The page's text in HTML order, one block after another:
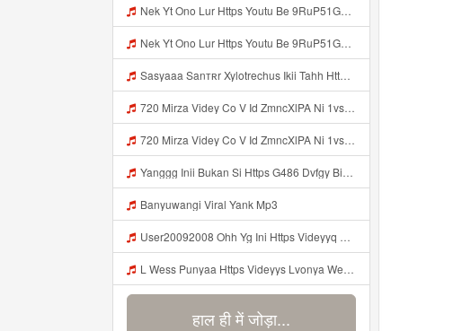
Nek Yt Ono Lur Https Youtu Be 9RuP51Gc AM Si W6VVJBi8SLhrPktr Mp3
Nek Yt Ono Lur Https Youtu Be 9RuP51Gc AM Si W6VVJBi8SLhrPktr Mp3
Sasyaaa Sanтʀr Xylotrechus Ikii Tahh Https Videyy Coo5 Duvc6 Biz Id ᅟᅟᅟᅟᅟᅟᅟᅟᅟᅟᅟᅟᅟᅟᅟᅟᅟᅟᅟᅟᅟᅟᅟᅟᅟᅟᅟᅟᅟᅟᅟᅟ ᅠ ᅠ ᅠ ᅠ ᅠ ᅠ ᅠ ᅠ ᅠ ᅠ ᅠ ᅠ ᅠ ᅠ ᅠ OKk ᅠ ᅠ ᅠ ᅠ ᅠ ᅠ ᅠ ᅠ ᅠ ᅠ ᅠ ᅠ ᅠ ᅠ ᅠ ᅠ ᅠ Mp3
720 Mirza Videy Co V Id ZmncXlPA Ni 1vs5 Hyper Mp3
720 Mirza Videy Co V Id ZmncXlPA Ni 1vs5 Hyper Mp3
Yanggg Inii Bukan Si Https G486 Dvfgy Biz Id ᅠ ᅠ ᅠ ᅠ ᅠ ᅠ ᅠ ᅠ ᅠ ᅠ ᅠ ᅠ ᅠ ᅠ ᅠ ᅠ ᅠ ᅠ ᅠ ᅠ OKK ᅠ ᅠ ᅠ ᅠ ᅠ ᅠ ᅠ ᅠ ᅠ ᅠ ᅠ ᅠ ᅠ ᅠ ᅠ ᅠ Mp3
Banyuwangi Viral Yank Mp3
User20092008 Ohh Yg Ini Https Videyyq Lsskfo Web Id ᅟᅟᅟᅟᅟᅟᅟᅟᅟᅟᅟᅟᅟᅟᅟᅟᅟᅟᅟᅟᅟᅟᅟᅟᅟᅟᅟᅟᅟᅟᅟᅟ ᅠ ᅠ ᅠ ᅠ ᅠ ᅠ ᅠ ᅠ ᅠ ᅠ ᅠ ᅠ ᅠ ᅠ ᅠ ᅠ ᅠ ᅠ ᅠ ᅠ ᅠ ᅠ ᅠ ᅠ ᅠ ᅠ ᅠ ᅠ ᅠ ᅠ ᅠ ᅠ Mp3
L Wess Punyaa Https Videyys Lvonya Web Id ᅟᅟᅟᅟᅟᅟᅟᅟᅟᅟᅟᅟᅟᅟᅟᅟᅟᅟᅟᅟᅟᅟᅟᅟᅟᅟᅟᅟᅟᅟᅟᅟ ᅠ ᅠ ᅠ ᅠ ᅠ ᅠ ᅠ ᅠ ᅠ ᅠ ᅠ ᅠ ᅠ ᅠ ᅠ OKk ᅠ ᅠ ᅠ ᅠ ᅠ ᅠ ᅠ ᅠ ᅠ ᅠ ᅠ ᅠ ᅠ ᅠ ᅠ ᅠ ᅠ Mp3
हाल ही में जोड़ा...